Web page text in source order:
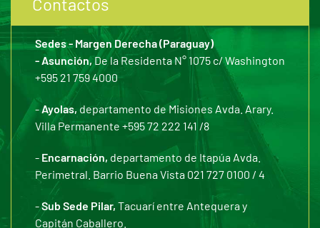
Sedes - Margen Derecha (Paraguay)
- Asunción,De la Residenta N° 1075 c/ Washington
+595 21 759 4000
-Ayolas, departamento de Misiones Avda. Arary.
Villa Permanente +595 72 222 141 /8
- Encarnación, departamento de Itapúa Avda.
Perimetral. Barrio Buena Vista 021 727 0100 / 4
-Sub Sede Pilar, Tacuarí entre Antequera y
Capitán Caballero.